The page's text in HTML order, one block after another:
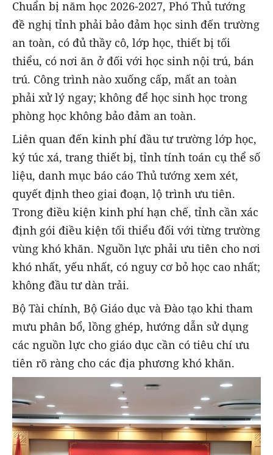
Chuẩn bị năm học 2026-2027, Phó Thủ tướng
đề nghị tỉnh phải bảo đảm học sinh đến trường
an toàn, có đủ thầy cô, lớp học, thiết bị tối
thiểu, có nơi ăn ở đối với học sinh nội trú, bán
trú. Công trình nào xuống cấp, mất an toàn
phải xử lý ngay; không để học sinh học trong
phòng học không bảo đảm an toàn.
Liên quan đến kinh phí đầu tư trường lớp học,
ký túc xá, trang thiết bị, tỉnh tính toán cụ thể số
liệu, danh mục báo cáo Thủ tướng xem xét,
quyết định theo giai đoạn, lộ trình ưu tiên.
Trong điều kiện kinh phí hạn chế, tỉnh cần xác
định gói điều kiện tối thiểu đối với từng trường
vùng khó khăn. Nguồn lực phải ưu tiên cho nơi
khó nhất, yếu nhất, có nguy cơ bỏ học cao nhất;
không đầu tư dàn trải.
Bộ Tài chính, Bộ Giáo dục và Đào tạo khi tham
mưu phân bổ, lồng ghép, hướng dẫn sử dụng
các nguồn lực cho giáo dục cần có tiêu chí ưu
tiên rõ ràng cho các địa phương khó khăn.